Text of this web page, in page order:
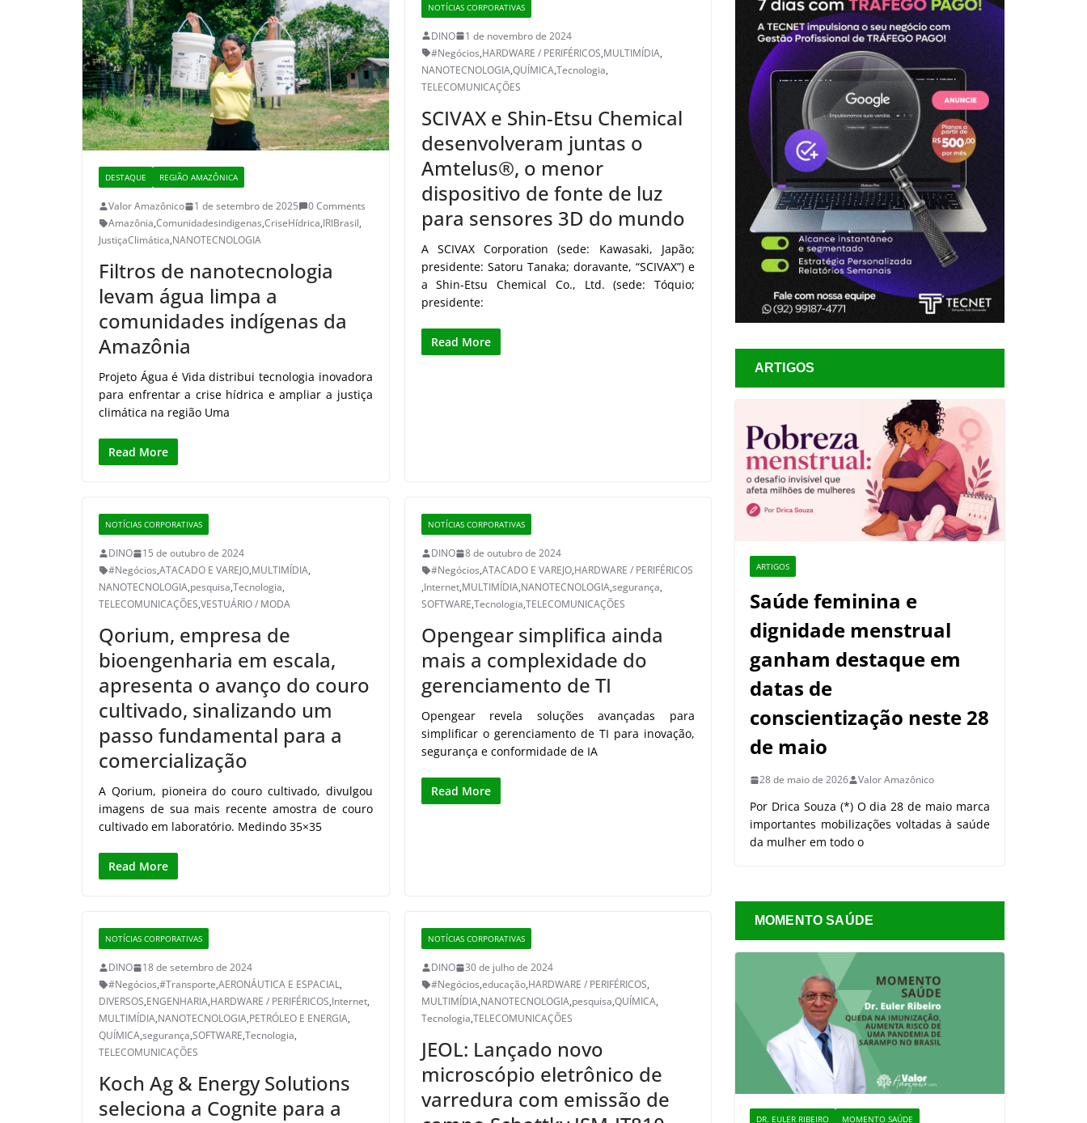
DESTAQUE REGIÃO AMAZÔNICA
Valor Amazônico 1 de setembro de 2025
0 Comments
Amazônia,Comunidadesindigenas,CriseHídrica,IRIBrasil,
JustiçaClimática,NANOTECNOLOGIA
Filtros de nanotecnologia
levam água limpa a
comunidades indígenas da
Amazônia
Projeto Água é Vida distribui tecnologia inovadora
para enfrentar a crise hídrica e ampliar a justiça
climática na região Uma
Read More
NOTÍCIAS CORPORATIVAS
DINO
1 de novembro de 2024
#Negócios,HARDWARE / PERIFÉRICOS,MULTIMÍDIA,
NANOTECNOLOGIA,QUÍMICA,Tecnologia,
TELECOMUNICAÇÕES
SCIVAX e Shin-Etsu Chemical
desenvolveram juntas o
Amtelus®, o menor
dispositivo de fonte de luz
para sensores 3D do mundo
A SCIVAX Corporation (sede: Kawasaki, Japão;
presidente: Satoru Tanaka; doravante, “SCIVAX”) e
a Shin-Etsu Chemical Co., Ltd. (sede: Tóquio;
presidente:
Read More
NOTÍCIAS CORPORATIVAS
DINO
15 de outubro de 2024
#Negócios,ATACADO E VAREJO,MULTIMÍDIA,
NANOTECNOLOGIA,pesquisa,Tecnologia,
TELECOMUNICAÇÕES,VESTUÁRIO / MODA
Qorium, empresa de
bioengenharia em escala,
apresenta o avanço do couro
cultivado, sinalizando um
passo fundamental para a
comercialização
A Qorium, pioneira do couro cultivado, divulgou
imagens de sua mais recente amostra de couro
cultivado em laboratório. Medindo 35×35
Read More
NOTÍCIAS CORPORATIVAS
DINO
8 de outubro de 2024
#Negócios,ATACADO E VAREJO,HARDWARE / PERIFÉRICOS
,Internet,MULTIMÍDIA,NANOTECNOLOGIA,segurança,
SOFTWARE,Tecnologia,TELECOMUNICAÇÕES
Opengear simplifica ainda
mais a complexidade do
gerenciamento de TI
Opengear revela soluções avançadas para
simplificar o gerenciamento de TI para inovação,
segurança e conformidade de IA
Read More
NOTÍCIAS CORPORATIVAS
DINO
18 de setembro de 2024
#Negócios,#Transporte,AERONÁUTICA E ESPACIAL,
DIVERSOS,ENGENHARIA,HARDWARE / PERIFÉRICOS,Internet,
MULTIMÍDIA,NANOTECNOLOGIA,PETRÓLEO E ENERGIA,
QUÍMICA,segurança,SOFTWARE,Tecnologia,
TELECOMUNICAÇÕES
Koch Ag & Energy Solutions
seleciona a Cognite para a
NOTÍCIAS CORPORATIVAS
DINO
30 de julho de 2024
#Negócios,educação,HARDWARE / PERIFÉRICOS,
MULTIMÍDIA,NANOTECNOLOGIA,pesquisa,QUÍMICA,
Tecnologia,TELECOMUNICAÇÕES
JEOL: Lançado novo
microscópio eletrônico de
varredura com emissão de
ARTIGOS
ARTIGOS
Saúde feminina e
dignidade menstrual
ganham destaque em
datas de
conscientização neste 28
de maio
28 de maio de 2026 Valor Amazônico
Por Drica Souza (*) O dia 28 de maio marca
importantes mobilizações voltadas à saúde
da mulher em todo o
MOMENTO SAÚDE
DR. EULER RIBEIRO MOMENTO SAÚDE